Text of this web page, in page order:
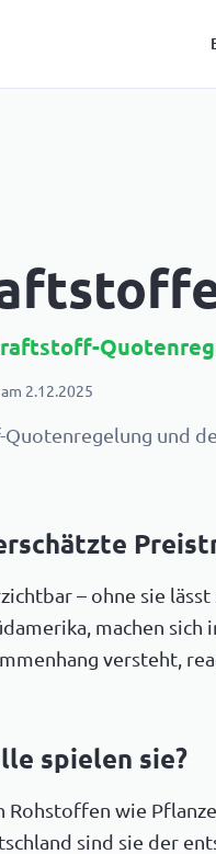
2.12.2025
und
– ohne sie lässt
machen
versteht,
spielen sie?
wie
sind sie der